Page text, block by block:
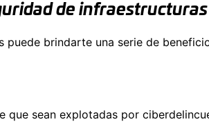
de infraestructuras
puede brindarte una serie de
que sean explotadas por